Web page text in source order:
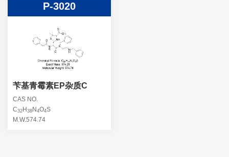
P-3020
苄基青霉素EP杂质C
CAS NO.
C32 H 38 N 4O4S
M.W.574.74